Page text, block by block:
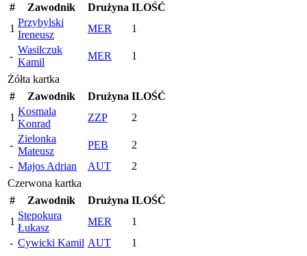
#
Zawodnik Drużyna ILOŚĆ
1
Przybylski
Ireneusz
MER 1
-
Wasilczuk
Kamil
MER
1
Żółta kartka
#
Zawodnik Drużyna ILOŚĆ
1
Kosmala
Konrad
ZZP 2
-
Zielonka
Mateusz
PEB
2
- Majos Adrian AUT
2
Czerwona kartka
#
Zawodnik Drużyna ILOŚĆ
1
Stepokura
Łukasz
MER
1
- Cywicki Kamil AUT 1